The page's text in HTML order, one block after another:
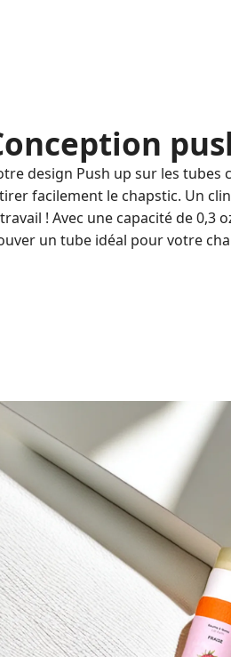
design Push up sur les
facilement le chapstic. Un
! Avec une capacité de 0,3
un tube idéal pour votre